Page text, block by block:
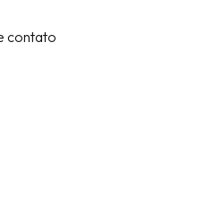
contato